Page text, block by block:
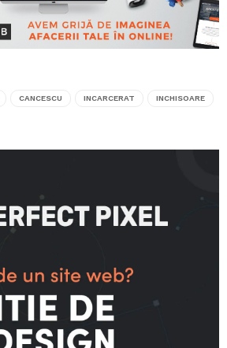
CANCESCU INCARCERAT INCHISOARE